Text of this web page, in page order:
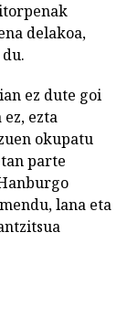
delakoa,
ez dute goi
ezta
okupatu
parte
lana eta